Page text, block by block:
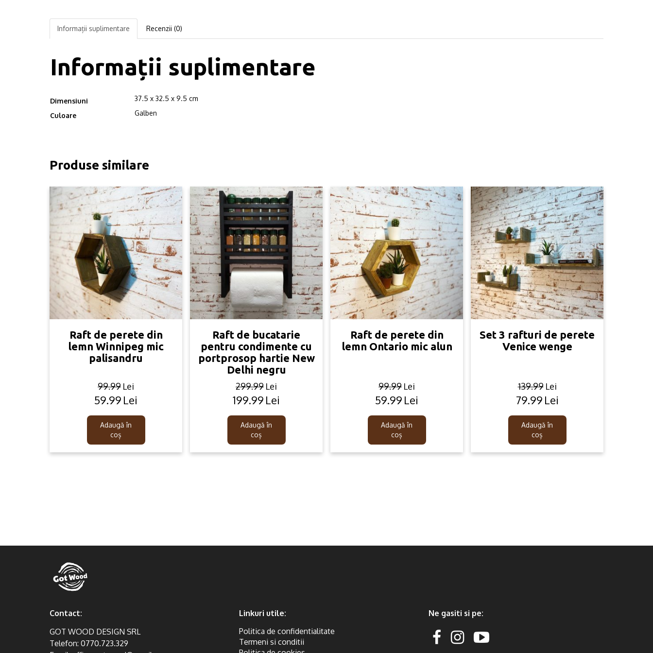
Informații suplimentare Recenzii (0)
Informații suplimentare
Dimensiuni 37.5 x 32.5 x 9.5 cm
Culoare Galben
Produse similare
Raft de perete din
lemn Winnipeg mic
palisandru
99.99 Lei
Original
was:
99.99lei.
59.99 Lei
Current
is:
59.99lei.
Adaugă în
coș
Raft de bucatarie
pentru condimente cu
portprosop hartie New
Delhi negru
299.99 Lei
Original
was:
299.99lei.
199.99 Lei
Current
is:
199.99lei.
Adaugă în
coș
Raft de perete din
lemn Ontario mic alun
99.99 Lei
Original
was:
99.99lei.
59.99 Lei
Current
is:
59.99lei.
Adaugă în
coș
Set 3 rafturi de perete
Venice wenge
139.99 Lei
Original
was:
139.99lei.
79.99 Lei
Current
is:
79.99lei.
Adaugă în
coș
Contact:
GOT WOOD DESIGN SRL
Telefon: 0770.723.329
Linkuri utile:
Politica de confidentialitate
Termeni si conditii
Ne gasiti si pe: